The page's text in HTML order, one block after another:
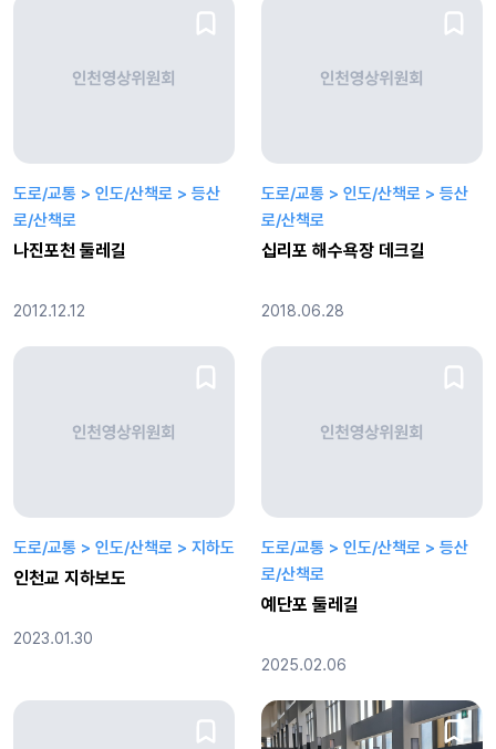
도로/교통 > 인도/산책로 > 등산
로/산책로
나진포천 둘레길
2012.12.12
도로/교통 > 인도/산책로 > 등산
로/산책로
십리포 해수욕장 데크길
2018.06.28
도로/교통 > 인도/산책로 > 지하도
인천교 지하보도
2023.01.30
도로/교통 > 인도/산책로 > 등산
로/산책로
예단포 둘레길
2025.02.06